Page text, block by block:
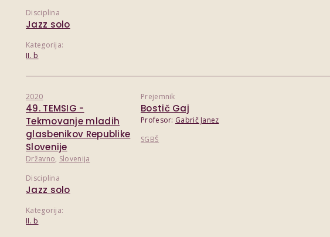
Disciplina
Jazz solo
Kategorija:
II. b
2020
49. TEMSIG -
Tekmovanje mladih
glasbenikov Republike
Slovenije
Državno, Slovenija
Disciplina
Jazz solo
Kategorija:
II. b
Prejemnik
Bostič Gaj
Profesor: Gabrič Janez
SGBŠ